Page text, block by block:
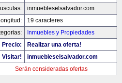
inmuebleselsalvador.com
19 caracteres
Inmuebles y Propiedades
Precio:
Realizar una oferta!
Visitar!
inmuebleselsalvador.com
Serán consideradas ofertas